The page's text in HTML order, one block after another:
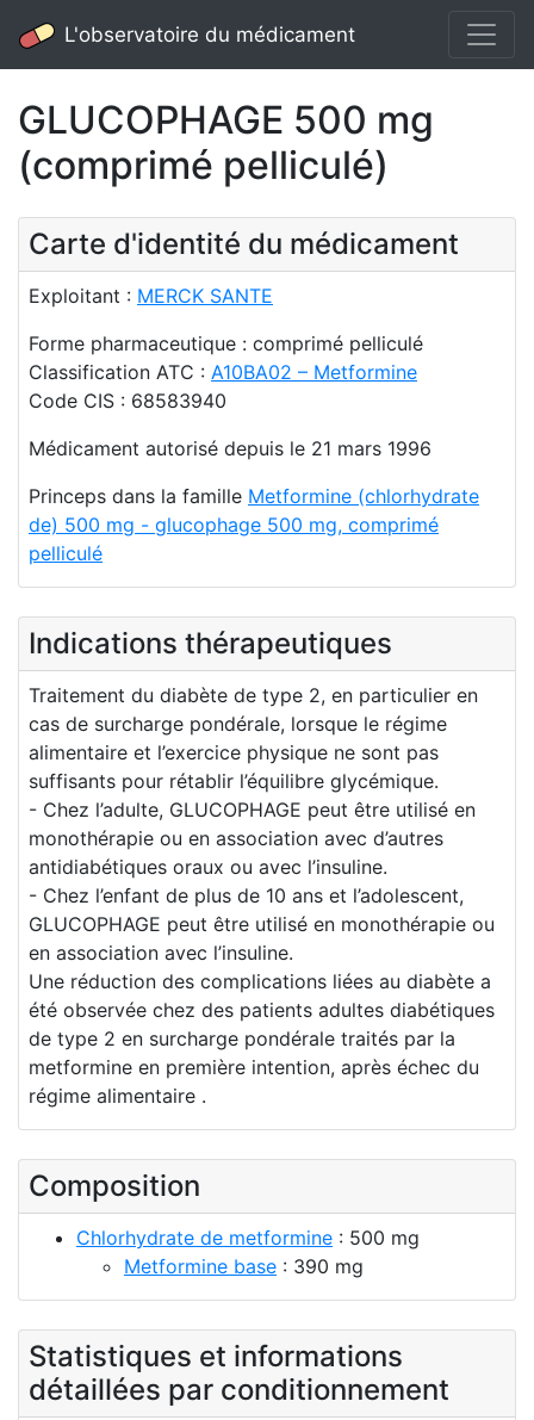
L'observatoire du médicament
GLUCOPHAGE 500 mg
(comprimé pelliculé)
Carte d'identité du médicament
Exploitant : MERCK SANTE
Forme pharmaceutique : comprimé pelliculé
Classification ATC : A10BA02 – Metformine
Code CIS : 68583940
Médicament autorisé depuis le 21 mars 1996
Princeps dans la famille Metformine (chlorhydrate
de) 500 mg - glucophage 500 mg, comprimé
pelliculé
Indications thérapeutiques
Traitement du diabète de type 2, en particulier en
cas de surcharge pondérale, lorsque le régime
alimentaire et l’exercice physique ne sont pas
suffisants pour rétablir l’équilibre glycémique.
- Chez l’adulte, GLUCOPHAGE peut être utilisé en
monothérapie ou en association avec d’autres
antidiabétiques oraux ou avec l’insuline.
- Chez l’enfant de plus de 10 ans et l’adolescent,
GLUCOPHAGE peut être utilisé en monothérapie ou
en association avec l’insuline.
Une réduction des complications liées au diabète a
été observée chez des patients adultes diabétiques
de type 2 en surcharge pondérale traités par la
metformine en première intention, après échec du
régime alimentaire .
Composition
Chlorhydrate de metformine : 500 mg
Metformine base : 390 mg
Statistiques et informations
détaillées par conditionnement